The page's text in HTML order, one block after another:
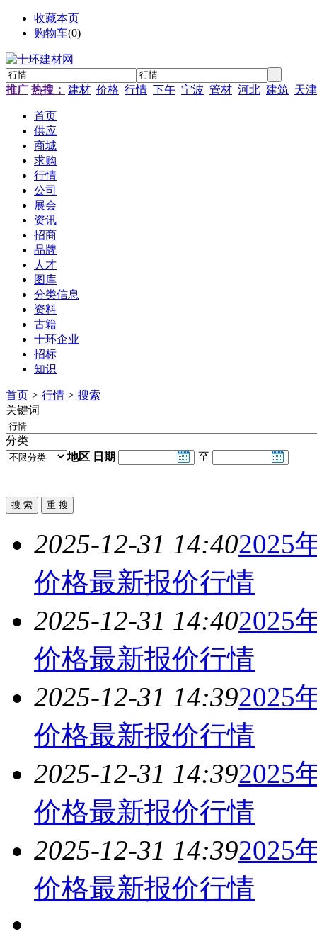
收藏本页
购物车(0)
推广 热搜： 建材 价格 行情 下午 宁波 管材 河北 建筑 天津
首页
供应
商城
求购
行情
公司
展会
资讯
招商
品牌
人才
图库
分类信息
资料
古籍
十环企业
招标
知识
首页 > 行情 > 搜索
关键词
分类
地区 日期 至
2025-12-31 14:402025
价格最新报价行情
2025-12-31 14:402025
价格最新报价行情
2025-12-31 14:392025
价格最新报价行情
2025-12-31 14:392025
价格最新报价行情
2025-12-31 14:392025
价格最新报价行情